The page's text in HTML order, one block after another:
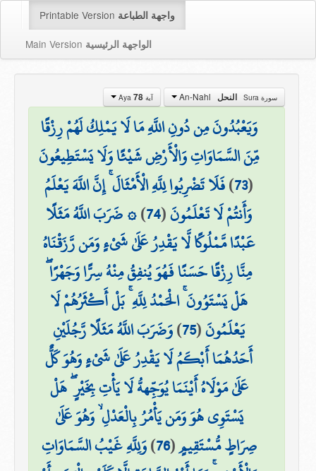
Printable Version واجهة الطباعة
Main Version الواجهة الرئيسية
سورة Sura النحل آية Aya78
وَيَعْبُدُونَ مِن دُونِ اللَّهِ مَا لَا يَمْلِكُ لَهُمْ رِزْقًا
مِّنَ السَّمَاوَاتِ وَالْأَرْضِ شَيْئًا وَلَا يَسْتَطِيعُونَ
(
73
)فَلَا تَضْرِبُوا لِلَّهِ الْأَمْثَالَ ۚ إِنَّ اللَّهَ يَعْلَمُ
وَأَنتُمْ لَا تَعْلَمُونَ(
74
)۞ ضَرَبَ اللَّهُ مَثَلًا
عَبْدًا مَّمْلُوكًا لَّا يَقْدِرُ عَلَىٰ شَيْءٍ وَمَن رَّزَقْنَاهُ
مِنَّا رِزْقًا حَسَنًا فَهُوَ يُنفِقُ مِنْهُ سِرًّا وَجَهْرًا ۖ
هَلْ يَسْتَوُونَ ۚ الْحَمْدُ لِلَّهِ ۚ بَلْ أَكْثَرُهُمْ لَا
يَعْلَمُونَ(
75
)وَضَرَبَ اللَّهُ مَثَلًا رَّجُلَيْنِ
أَحَدُهُمَا أَبْكَمُ لَا يَقْدِرُ عَلَىٰ شَيْءٍ وَهُوَ كَلٌّ
عَلَىٰ مَوْلَاهُ أَيْنَمَا يُوَجِّههُّ لَا يَأْتِ بِخَيْرٍ ۖ هَلْ
يَسْتَوِي هُوَ وَمَن يَأْمُرُ بِالْعَدْلِ ۙ وَهُوَ عَلَىٰ
صِرَاطٍ مُّسْتَقِيمٍ(
76
)وَلِلَّهِ غَيْبُ السَّمَاوَاتِ